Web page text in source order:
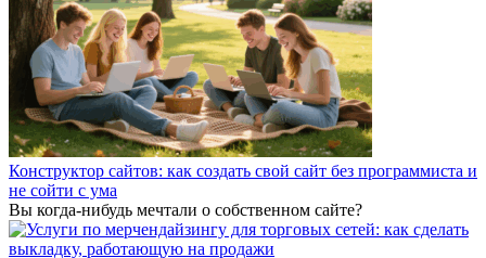
Конструктор сайтов: как создать свой сайт без программиста и
не сойти с ума
Вы когда-нибудь мечтали о собственном сайте?